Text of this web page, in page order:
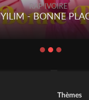
RAP IVOIRE
YILIM - BONNE
Thèmes